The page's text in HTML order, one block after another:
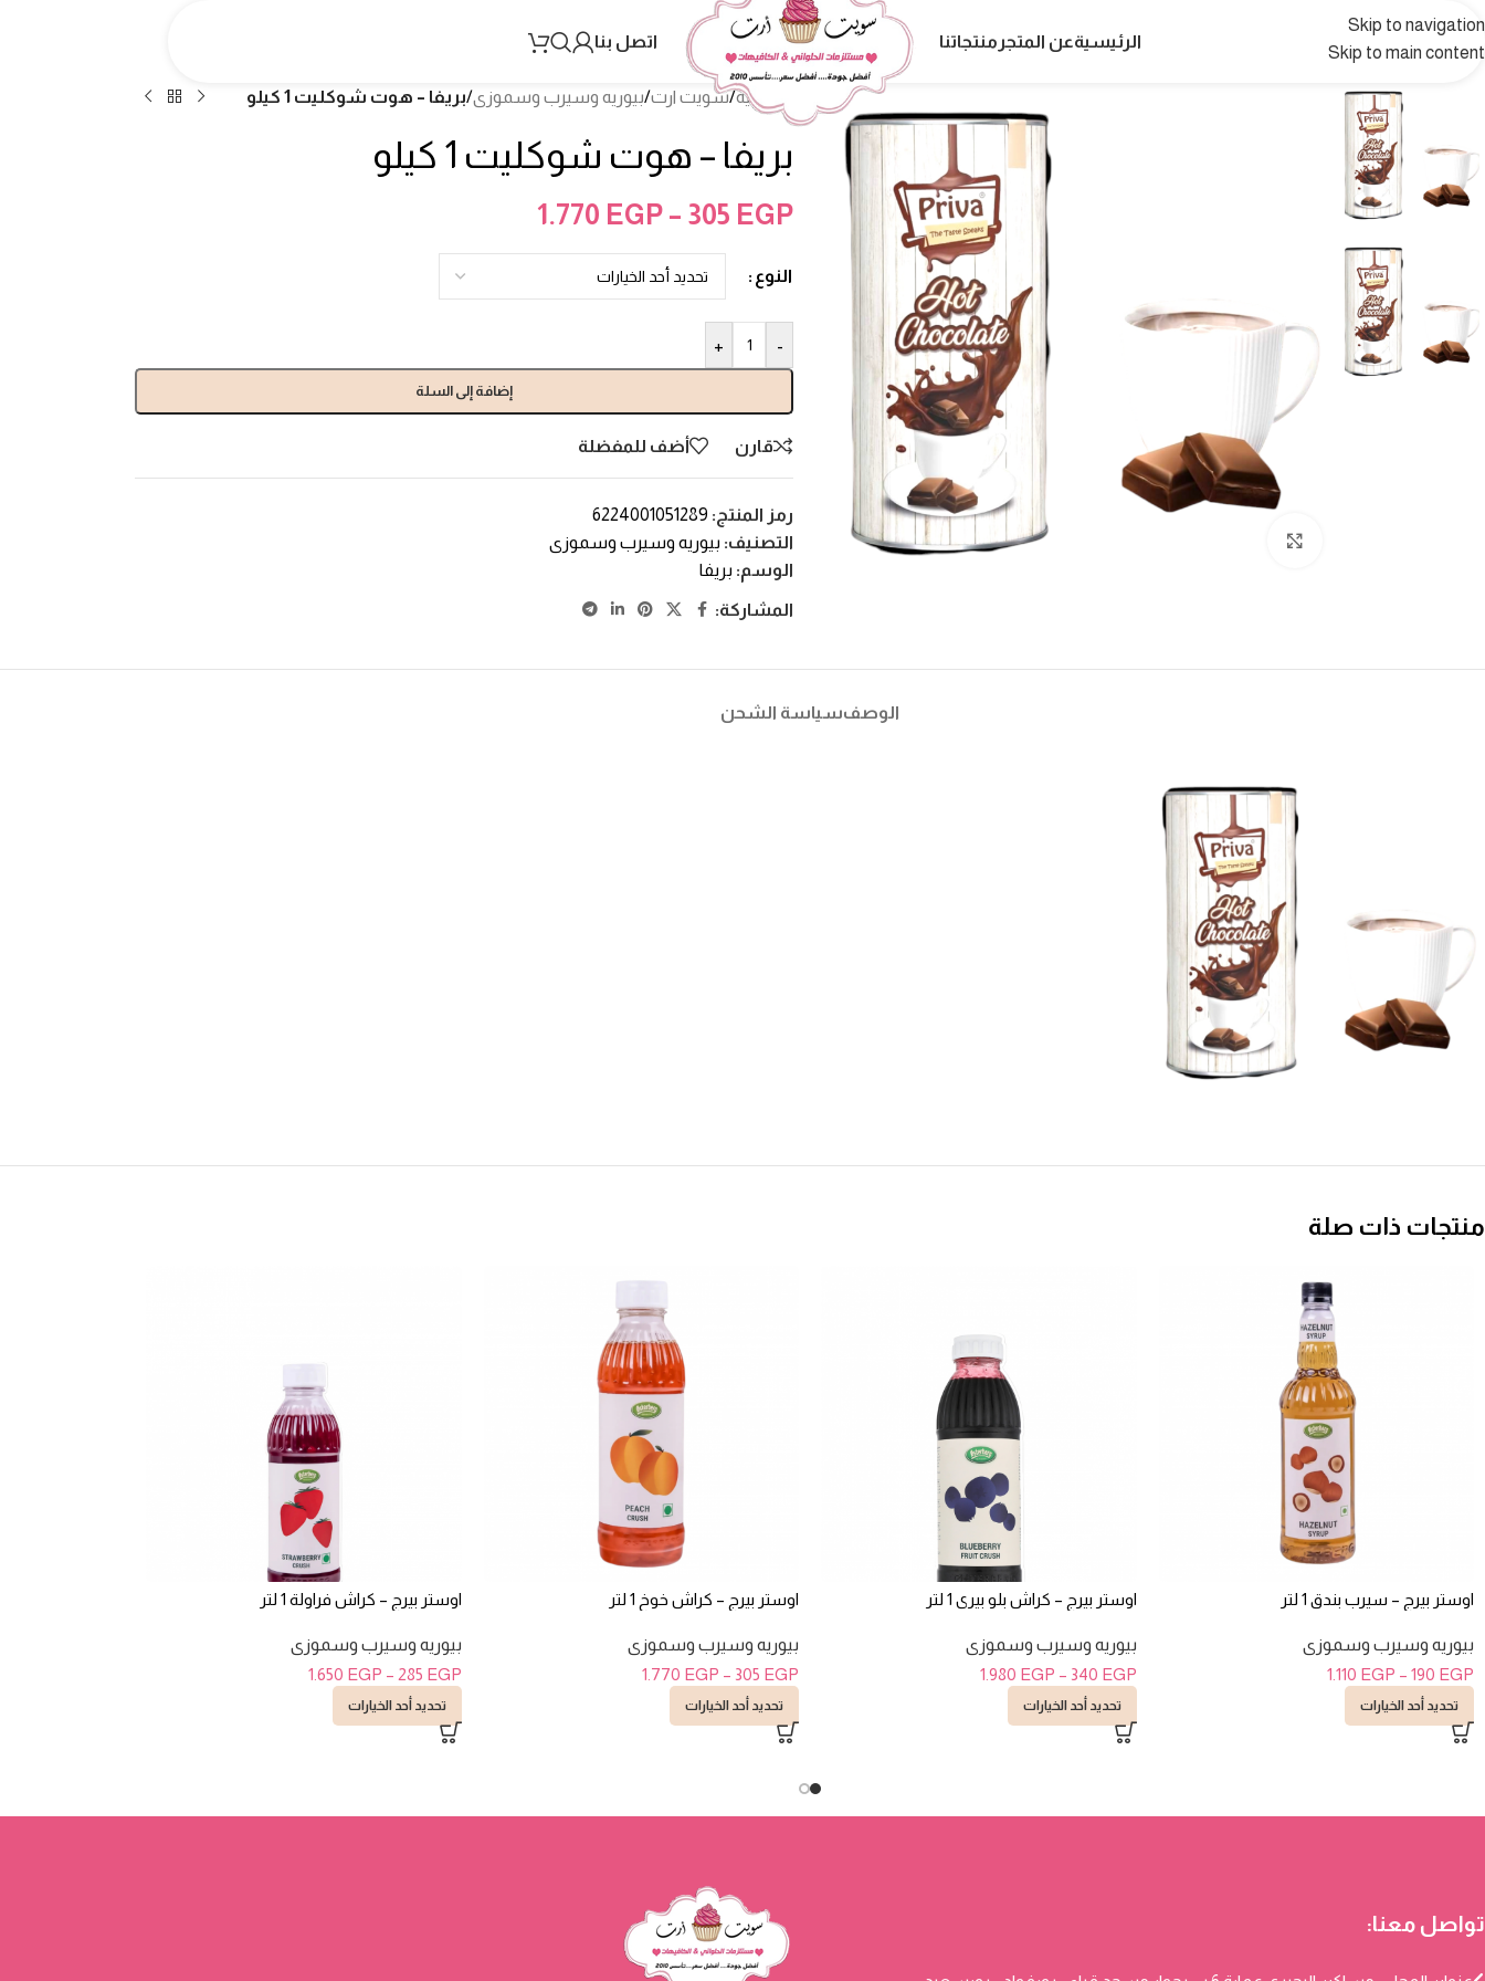
Skip to navigation
Skip to main content
الرئيسيةعن المتجر منتجاتنا اتصل بنا
الرئيسية/سويت ارت/بيوريه وسيرب وسموزى/بريفا – هوت شوكليت 1 كيلو
بريفا – هوت شوكليت 1 كيلو
305 EGP
–
1.770 EGP
النوع
-
+
إضافة إلى السلة
قارن أضف للمفضلة
رمز المنتج: 6224001051289
التصنيف: بيوريه وسيرب وسموزى
الوسم: بريفا
المشاركة:
الوصفسياسة الشحن
منتجات ذات صلة
اوستر بيرج – سيرب بندق 1 لتر
بيوريه وسيرب وسموزى
190 EGP
–
1.110 EGP
تحديد أحد الخيارات
اوستر بيرج – كراش بلو بيرى 1 لتر
بيوريه وسيرب وسموزى
340 EGP
–
1.980 EGP
تحديد أحد الخيارات
اوستر بيرج – كراش خوخ 1 لتر
بيوريه وسيرب وسموزى
305 EGP
–
1.770 EGP
تحديد أحد الخيارات
اوستر بيرج – كراش فراولة 1 لتر
بيوريه وسيرب وسموزى
285 EGP
–
1.650 EGP
تحديد أحد الخيارات
تواصل معنا: